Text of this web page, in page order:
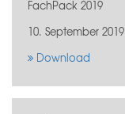
FachPack 2019
10. September 2019
Download